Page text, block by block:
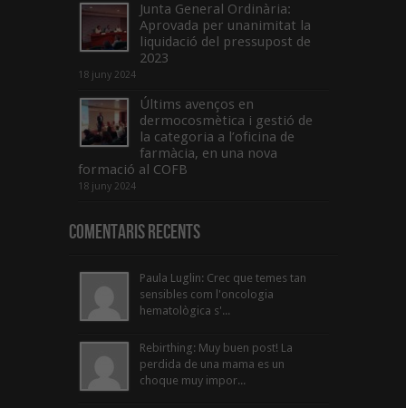
Junta General Ordinària:
Aprovada per unanimitat la
liquidació del pressupost de
2023
18 juny 2024
Últims avenços en
dermocosmètica i gestió de
la categoria a l’oficina de
farmàcia, en una nova
formació al COFB
18 juny 2024
Comentaris Recents
Paula Luglin: Crec que temes tan
sensibles com l'oncologia
hematològica s'...
Rebirthing: Muy buen post! La
perdida de una mama es un
choque muy impor...